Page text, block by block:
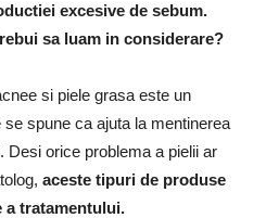
excesive de sebum.
sa luam in considerare?
si piele grasa este un
spune ca ajuta la mentinerea
Desi orice problema a pielii ar
aceste tipuri de produse
a tratamentului.